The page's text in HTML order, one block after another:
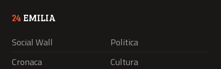
24 EMILIA
Social Wall
Politica
Cronaca
Cultura